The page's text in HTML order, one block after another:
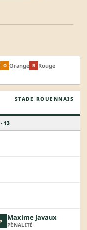
O Orange R Rouge
STADE ROUENNAIS
13
Maxime Javaux
PÉNALITÉ